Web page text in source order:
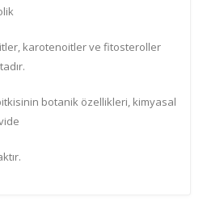
karotenoitler ve fitosteroller
botanik özellikleri, kimyasal